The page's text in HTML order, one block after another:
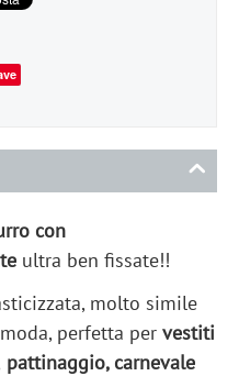
con
ultra ben fissate!!
molto simile
perfetta per vestiti
pattinaggio, carnevale